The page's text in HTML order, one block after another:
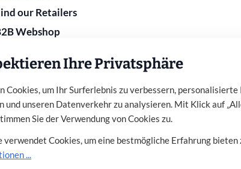
our Retailers
Webshop
Information zur Barrierefreiheit
Ihre Privatsphäre
Cookies, um Ihr Surferlebnis zu verbessern,
und unseren Datenverkehr zu analysieren. Mit Klick auf
Sie der Verwendung von Cookies zu.
verwendet Cookies, um eine bestmögliche Erfahrung bieten
...